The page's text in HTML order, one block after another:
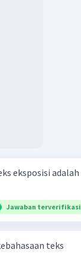
eksposisi adalah
Jawaban terverifikasi
teks